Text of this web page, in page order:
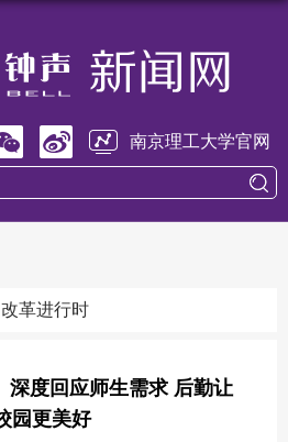
南京理工大学官网
改革进行时
深度回应师生需求 后勤让
园更美好